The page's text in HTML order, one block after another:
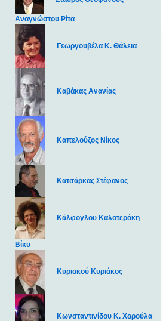
Αναγνώστου Ρίτα
Γεωργουβέλα Κ. Θάλεια
Καβάκας Ανανίας
Καπελούζος Νίκος
Κατσάρκας Στέφανος
Κάλφογλου Καλοτεράκη
Βίκυ
Κυριακού Κυριάκος
Κωνσταντινίδου Κ. Χαρούλα